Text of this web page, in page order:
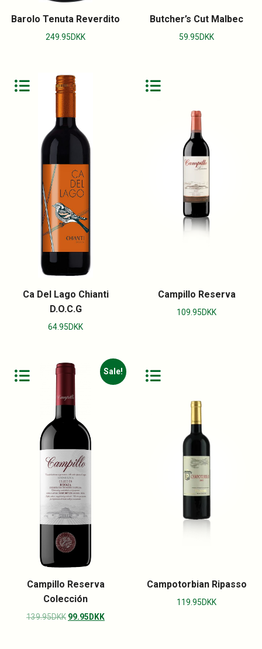
Barolo Tenuta Reverdito
249.95DKK
Butcher’s Cut Malbec
59.95DKK
Ca Del Lago Chianti
D.O.C.G
64.95DKK
Campillo Reserva
109.95DKK
Sale!
Campillo Reserva
Colección
139.95DKK 99.95DKK
Campotorbian Ripasso
119.95DKK